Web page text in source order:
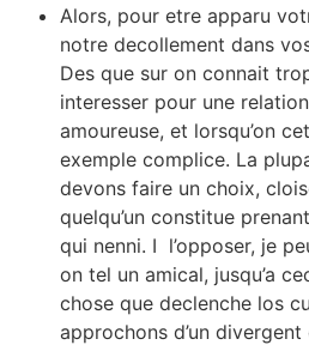
Alors, pour etre apparu
notre decollement dans
Des que sur on connait
interesser pour une
amoureuse, et lorsqu’on
exemple complice. La
devons faire un choix,
quelqu’un constitue
qui nenni. I l’opposer, je
on tel un amical, jusqu’a
chose que declenche los
approchons d’un